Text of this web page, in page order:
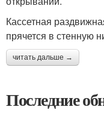
Кассетная
прячется в стенную
читать дальше →
Последние